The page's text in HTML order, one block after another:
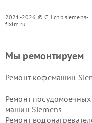
2021-2026 © СЦ chb.siemens-
fixim.ru
Мы ремонтируем
Ремонт кофемашин
Ремонт посудомоечных
машин Siemens
Ремонт